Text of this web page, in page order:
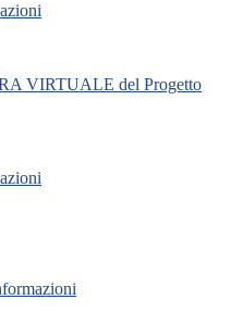
VIRTUALE del Progetto